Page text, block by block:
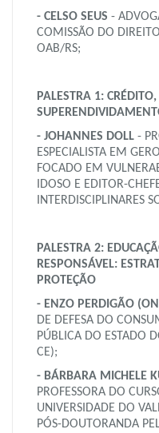
- CELSO SEUS -
COMISSÃO DO
OAB/RS;
PALESTRA 1:
- JOHANNES DOLL -
ESPECIALISTA EM
FOCADO EM
IDOSO E EDITOR-
INTERDISCIPLINARES
PALESTRA 2:
RESPONSÁVEL:
PROTEÇÃO
- ENZO PERDIGÃO
DE DEFESA DO
PÚBLICA DO ESTADO
CE);
- BÁRBARA MICHELE
PROFESSORA DO
UNIVERSIDADE DO
PÓS-DOUTORANDA